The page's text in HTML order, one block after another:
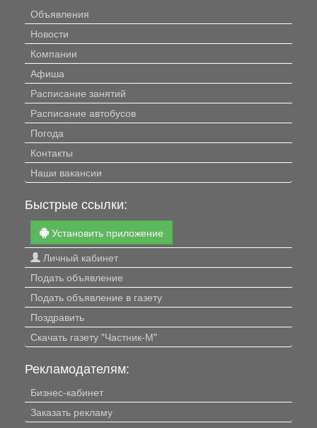
Объявления
Новости
Компании
Афиша
Расписание занятий
Расписание автобусов
Погода
Контакты
Наши вакансии
Быстрые ссылки:
Установить приложение
Личный кабинет
Подать объявление
Подать объявление в газету
Поздравить
Скачать газету "Частник-М"
Рекламодателям:
Бизнес-кабинет
Заказать рекламу